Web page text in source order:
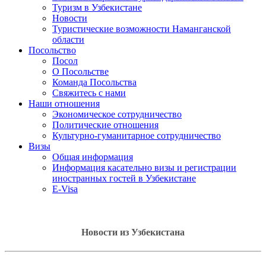
Туризм в Узбекистане
Новости
Туристические возможности Наманганской
области
Посольство
Посол
О Посольстве
Команда Посольства
Свяжитесь с нами
Наши отношения
Экономическое сотрудничество
Политические отношения
Культурно-гуманитарное сотрудничество
Визы
Общая информация
Информация касательно визы и регистрации
иностранных гостей в Узбекистане
E-Visa
Новости из Узбекистана